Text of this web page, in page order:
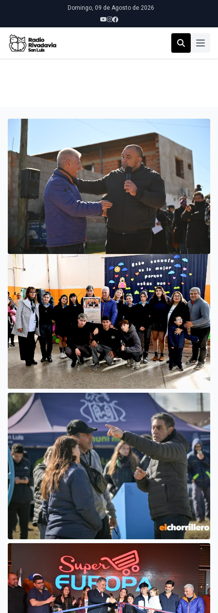
Domingo, 09 de Agosto de 2026
VILLA MERCEDES
COMENZÓ UNA OBRA PARA AMPLIAR LAS REDES DE
AGUA POTABLE Y CLOACAS EN VILLA MERCEDES
SAN LUIS
LA ESCUELA N°34 ESTRENÓ UNA SALA DE 3 AÑOS Y LAS
OBRAS QUE PERMITEN COMPLETAR EL CICLO
SECUNDARIO
EL INTENDENTE HISSA ATENDIÓ
INQUIETUDES DE VECINOS DEL
BARRIO AMPPARE